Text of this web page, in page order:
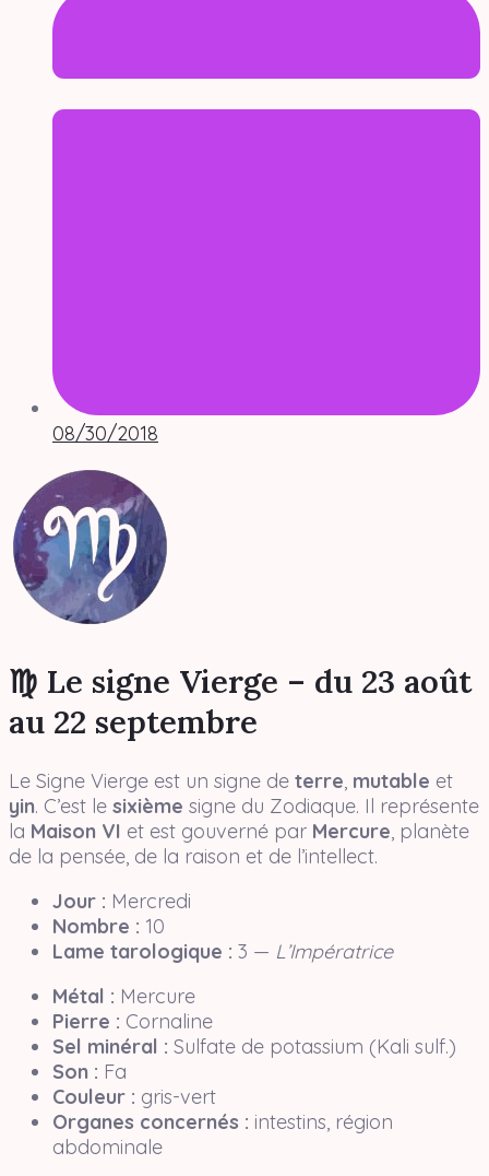
08/30/2018
♍ Le signe Vierge – du 23 août
au 22 septembre
Le Signe Vierge est un signe de terre, mutable et
yin. C’est le sixième signe du Zodiaque. Il représente
la Maison VI et est gouverné par Mercure, planète
de la pensée, de la raison et de l’intellect.
Jour : Mercredi
Nombre : 10
Lame tarologique : 3 — L’Impératrice
Métal : Mercure
Pierre : Cornaline
Sel minéral : Sulfate de potassium (Kali sulf.)
Son : Fa
Couleur : gris-vert
Organes concernés : intestins, région
abdominale